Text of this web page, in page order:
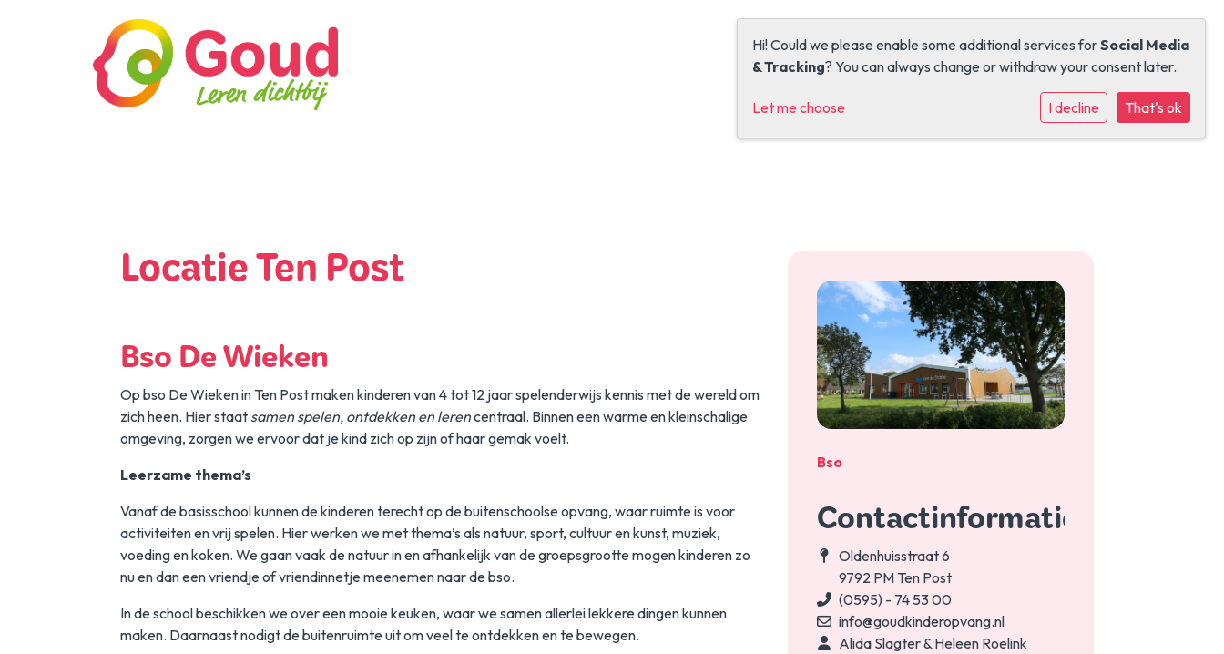
Vacaturebank
Locatie Ten Post
Bso De Wieken
Op bso De Wieken in Ten Post maken kinderen van 4 tot 12 jaar spelenderwijs kennis met de wereld om
zich heen. Hier staat samen spelen, ontdekken en lerencentraal. Binnen een warme en kleinschalige
omgeving, zorgen we ervoor dat je kind zich op zijn of haar gemak voelt.
Leerzame thema’s
Vanaf de basisschool kunnen de kinderen terecht op de buitenschoolse opvang, waar ruimte is voor
activiteiten en vrij spelen. Hier werken we met thema’s als natuur, sport, cultuur en kunst, muziek,
voeding en koken. We gaan vaak de natuur in en afhankelijk van de groepsgrootte mogen kinderen zo
nu en dan een vriendje of vriendinnetje meenemen naar de bso.
In de school beschikken we over een mooie keuken, waar we samen allerlei lekkere dingen kunnen
maken. Daarnaast nodigt de buitenruimte uit om veel te ontdekken en te bewegen.
Bso
Contactinformatie
Oldenhuisstraat 6
9792 PM Ten Post
(0595) - 74 53 00
info@goudkinderopvang.nl
Alida Slagter & Heleen Roelink
Hi! Could we please enable some additional services forSocial Media
& Tracking? You can always change or withdraw your consent later.
Let me choose I decline That's ok